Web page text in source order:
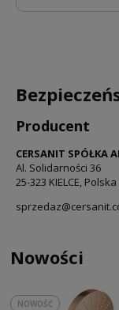
Producent
CERSANIT SPÓŁKA
Al. Solidarności 36
25-323 KIELCE, Polska
Nowości
NOWOŚĆ